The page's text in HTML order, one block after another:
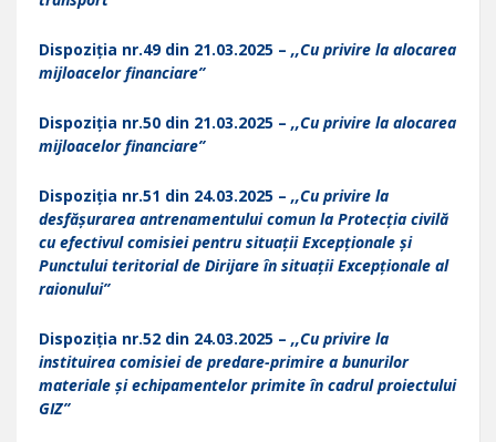
Dispoziția nr.49 din 21.03.2025 – ,,Cu privire la alocarea
mijloacelor financiare”
Dispoziția nr.50 din 21.03.2025 – ,,Cu privire la alocarea
mijloacelor financiare”
Dispoziția nr.51 din 24.03.2025 – ,,Cu privire la
desfășurarea antrenamentului comun la Protecția civilă
cu efectivul comisiei pentru situații Excepționale și
Punctului teritorial de Dirijare în situații Excepționale al
raionului”
Dispoziția nr.52 din 24.03.2025 – ,,Cu privire la
instituirea comisiei de predare-primire a bunurilor
materiale și echipamentelor primite în cadrul proiectului
GIZ”